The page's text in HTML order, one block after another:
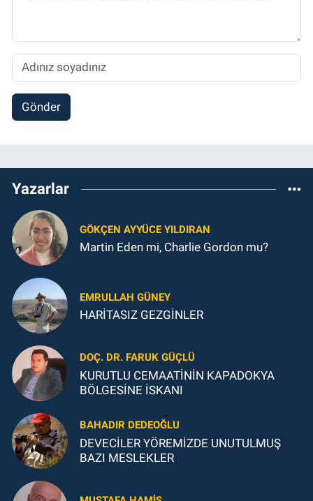
Gönder
Yazarlar
GÖKÇEN AYYÜCE YILDIRAN
Martin Eden mi, Charlie Gordon mu?
EMRULLAH GÜNEY
HARİTASIZ GEZGİNLER
DOÇ. DR. FARUK GÜÇLÜ
KURUTLU CEMAATİNİN KAPADOKYA
BÖLGESİNE İSKANI
BAHADIR DEDEOĞLU
DEVECİLER YÖREMİZDE UNUTULMUŞ
BAZI MESLEKLER